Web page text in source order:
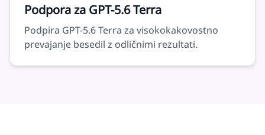
Podpora za GPT-5.6 Terra
Podpira GPT-5.6 Terra za visokokakovostno
prevajanje besedil z odličnimi rezultati.